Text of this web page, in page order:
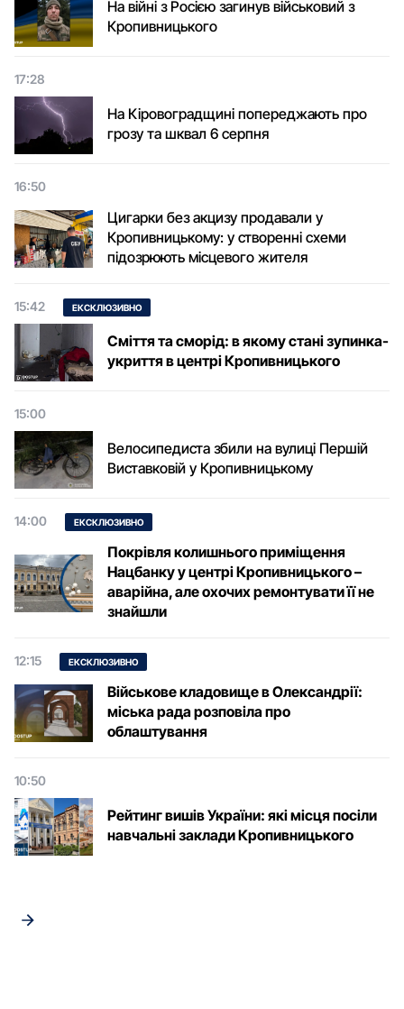
На війні з Росією загинув військовий з
Кропивницького
17:28
На Кіровоградщині попереджають про
грозу та шквал 6 серпня
16:50
Цигарки без акцизу продавали у
Кропивницькому: у створенні схеми
підозрюють місцевого жителя
15:42 ЕКСКЛЮЗИВНО
Сміття та сморід: в якому стані зупинка-
укриття в центрі Кропивницького
15:00
Велосипедиста збили на вулиці Першій
Виставковій у Кропивницькому
14:00 ЕКСКЛЮЗИВНО
Покрівля колишнього приміщення
Нацбанку у центрі Кропивницького –
аварійна, але охочих ремонтувати її не
знайшли
12:15 ЕКСКЛЮЗИВНО
Військове кладовище в Олександрії:
міська рада розповіла про
облаштування
10:50
Рейтинг вишів України: які місця посіли
навчальні заклади Кропивницького